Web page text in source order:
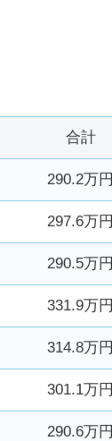
合計
290.2万円
297.6万円
290.5万円
331.9万円
314.8万円
301.1万円
290.6万円